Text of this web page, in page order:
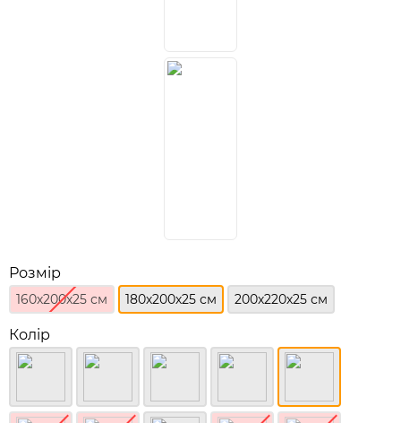
Розмір
160х200х25 см 180х200х25 см 200х220х25 см
Колір